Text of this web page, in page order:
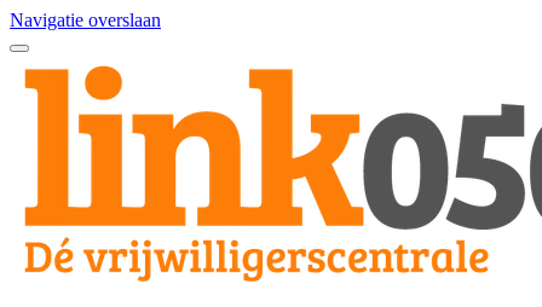
Navigatie overslaan